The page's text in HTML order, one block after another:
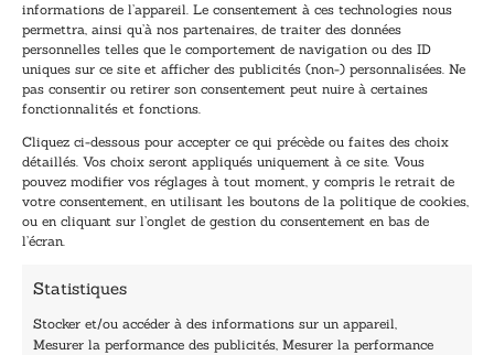
informations de l’appareil. Le consentement à ces technologies nous
permettra, ainsi qu’à nos partenaires, de traiter des données
personnelles telles que le comportement de navigation ou des ID
uniques sur ce site et afficher des publicités (non-) personnalisées. Ne
pas consentir ou retirer son consentement peut nuire à certaines
fonctionnalités et fonctions.
Cliquez ci-dessous pour accepter ce qui précède ou faites des choix
détaillés. Vos choix seront appliqués uniquement à ce site. Vous
pouvez modifier vos réglages à tout moment, y compris le retrait de
votre consentement, en utilisant les boutons de la politique de cookies,
ou en cliquant sur l’onglet de gestion du consentement en bas de
l’écran.
Statistiques
Stocker et/ou accéder à des informations sur un appareil,
Mesurer la performance des publicités, Mesurer la performance
Inscription à la newsletter
Inscrivez-vous à notre newsletter et recevez nos
dernières nouvelles.
*
E
m
a
i
l
*
TENEZ-MOI AU COURANT !